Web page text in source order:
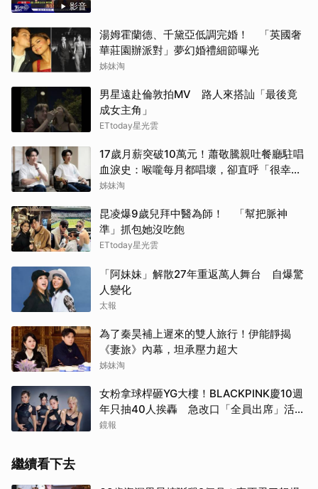
影音
湯姆霍蘭德、千黛亞低調完婚！ 「英國奢
華莊園辦派對」夢幻婚禮細節曝光
姊妹淘
男星遠赴倫敦拍MV 路人來搭訕「最後竟
成女主角」
ETtoday星光雲
17歲月薪突破10萬元！蕭敬騰親吐餐廳駐唱
血淚史：喉嚨每月都唱壞，卻直呼「很幸
福」
姊妹淘
昆凌爆9歲兒拜中醫為師！ 「幫把脈神
準」抓包她沒吃飽
ETtoday星光雲
「阿妹妹」解散27年重返萬人舞台 自爆驚
人變化
太報
為了秦昊補上遲來的雙人旅行！伊能靜揭
《妻旅》內幕，坦承壓力超大
姊妹淘
女粉拿球桿砸YG大樓！BLACKPINK慶10週
年只抽40人挨轟 急改口「全員出席」活動
場地曝光了
鏡報
繼續看下去